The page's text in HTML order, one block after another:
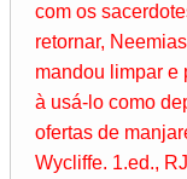
com os
retornar,
mandou limpar e
à usá-lo como
ofertas de
Wycliffe. 1.ed.,